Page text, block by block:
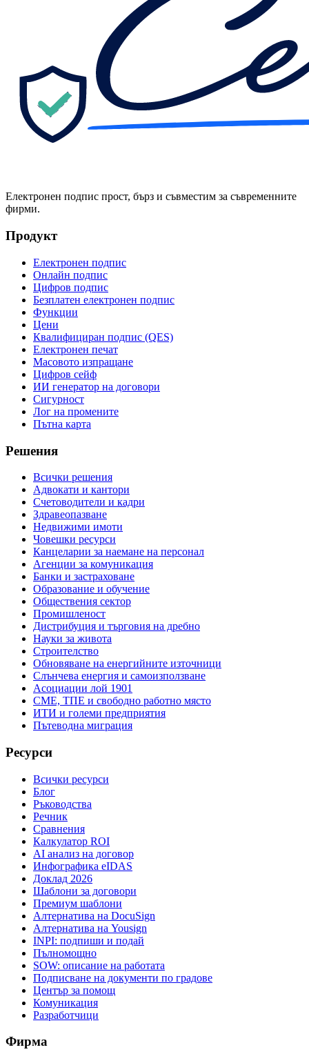
Електронен подпис прост, бърз и съвместим за съвременните
фирми.
Продукт
Електронен подпис
Онлайн подпис
Цифров подпис
Безплатен електронен подпис
Функции
Цени
Квалифициран подпис (QES)
Електронен печат
Масовото изпращане
Цифров сейф
ИИ генератор на договори
Сигурност
Лог на промените
Пътна карта
Решения
Всички решения
Адвокати и кантори
Счетоводители и кадри
Здравеопазване
Недвижими имоти
Човешки ресурси
Канцеларии за наемане на персонал
Агенции за комуникация
Банки и застраховане
Образование и обучение
Обществения сектор
Промишленост
Дистрибуция и търговия на дребно
Науки за живота
Строителство
Обновяване на енергийните източници
Слънчева енергия и самоизползване
Асоциации лой 1901
СМЕ, ТПЕ и свободно работно място
ИТИ и големи предприятия
Пътеводна миграция
Ресурси
Всички ресурси
Блог
Ръководства
Речник
Сравнения
Калкулатор ROI
AI анализ на договор
Инфографика eIDAS
Доклад 2026
Шаблони за договори
Премиум шаблони
Алтернатива на DocuSign
Алтернатива на Yousign
INPI: подпиши и подай
Пълномощно
SOW: описание на работата
Подписване на документи по градове
Център за помощ
Комуникация
Разработчици
Фирма